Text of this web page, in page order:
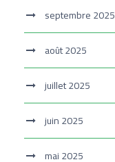
septembre 2025
août 2025
juillet 2025
juin 2025
mai 2025